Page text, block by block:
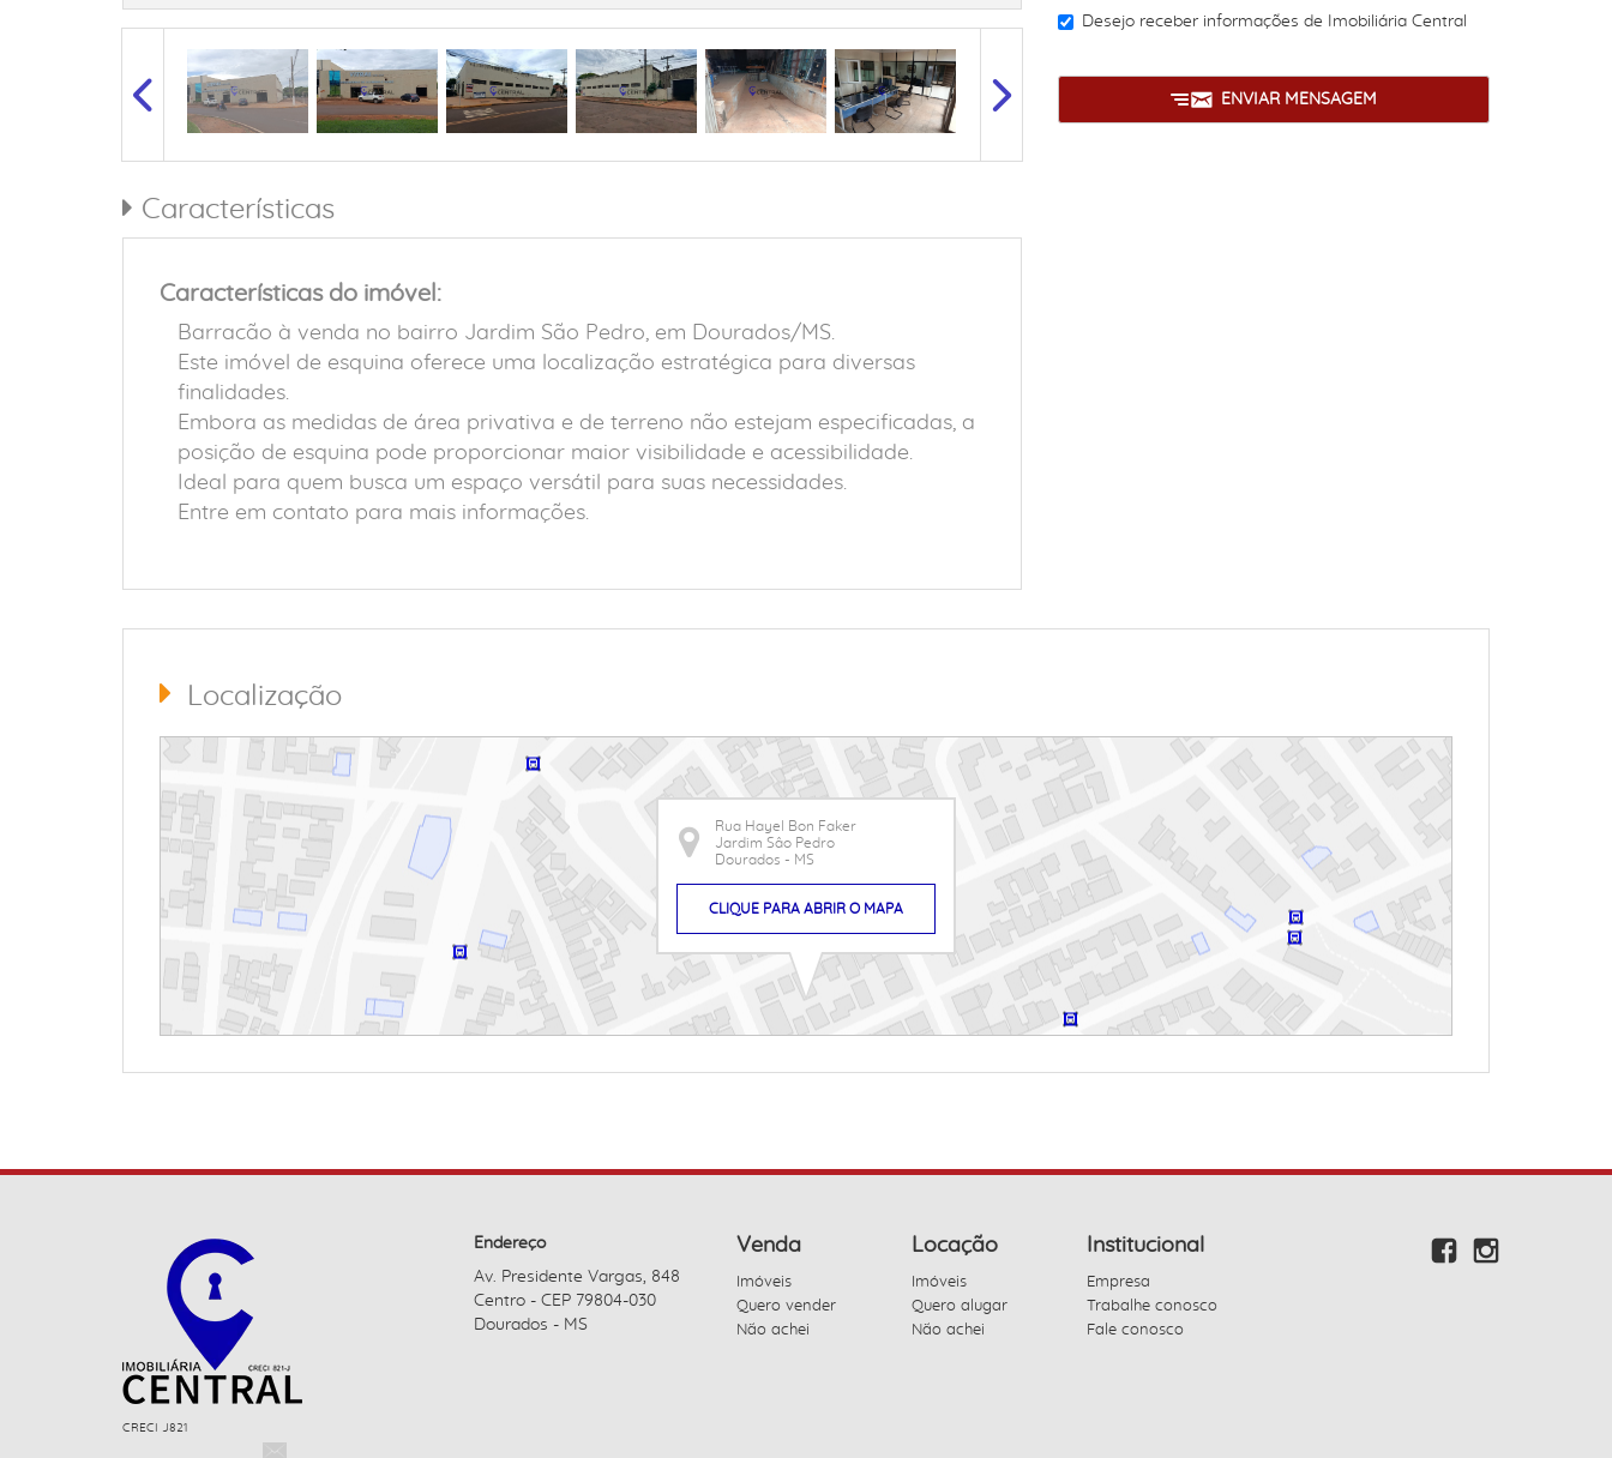
Desejo receber informações de Imobiliária Central
ENVIAR MENSAGEM
Características
Características do imóvel:
Barracão à venda no bairro Jardim São Pedro, em Dourados/MS.
Este imóvel de esquina oferece uma localização estratégica para diversas
finalidades.
Embora as medidas de área privativa e de terreno não estejam especificadas, a
posição de esquina pode proporcionar maior visibilidade e acessibilidade.
Ideal para quem busca um espaço versátil para suas necessidades.
Entre em contato para mais informações.
Localização
Rua Hayel Bon Faker
Jardim Sâo Pedro
Dourados - MS
CLIQUE PARA ABRIR O MAPA
CRECI J821
Endereço
Av. Presidente Vargas, 848
Centro - CEP 79804-030
Dourados - MS
Venda
Imóveis
Quero vender
Não achei
Locação
Imóveis
Quero alugar
Não achei
Institucional
Empresa
Trabalhe conosco
Fale conosco